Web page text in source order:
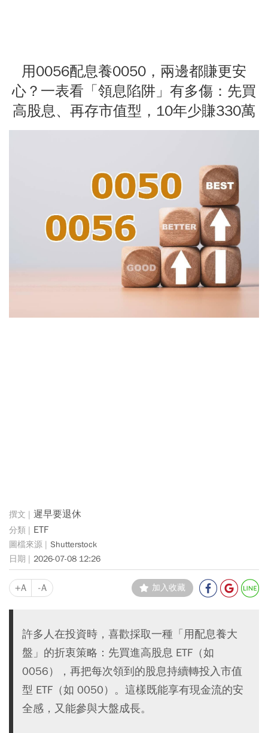
用0056配息養0050，兩邊都賺更安
心？一表看「領息陷阱」有多傷：先買
高股息、再存市值型，10年少賺330萬
遲早要退休
ETF
Shutterstock
2026-07-08 12:26
+A -A 加入收藏
許多人在投資時，喜歡採取一種「用配息養大
盤」的折衷策略：先買進高股息 ETF（如
0056），再把每次領到的股息持續轉投入市值
型 ETF（如 0050）。這樣既能享有現金流的安
全感，又能參與大盤成長。